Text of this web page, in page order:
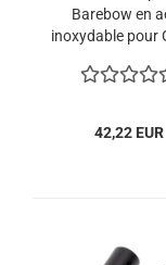
Barebow en
inoxydable pour
42,22 EUR